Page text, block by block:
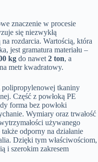
znaczenie w procesie
się niezwykłą
rozdarcia. Wartością, która
jest gramatura materiału –
kg do nawet 2 ton, a
metr kwadratowy.
polipropylenowej tkaniny
Część z powłoką PE
forma bez powłoki
Wymiary oraz trwałość
używanego
odporny na działanie
Dzięki tym właściwościom,
i szerokim zakresem